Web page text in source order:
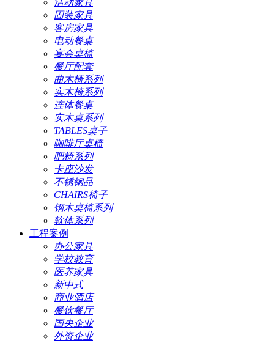
活动家具
固装家具
客房家具
电动餐桌
宴会桌椅
餐厅配套
曲木椅系列
实木椅系列
连体餐桌
实木桌系列
TABLES桌子
咖啡厅桌椅
吧椅系列
卡座沙发
不锈钢品
CHAIRS椅子
钢木桌椅系列
软体系列
工程案例
办公家具
学校教育
医养家具
新中式
商业酒店
餐饮餐厅
国央企业
外资企业